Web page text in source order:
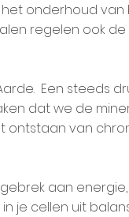
onderhoud
regelen ook
Een steeds
dat we de
van
aan
je cellen uit